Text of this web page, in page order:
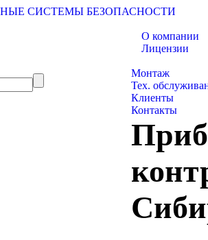
СИСТЕМЫ БЕЗОПАСНОСТИ
О компании
Лицензии
Монтаж
Тех.
Клиенты
Контакты